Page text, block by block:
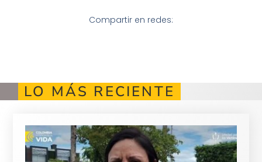
Compartir en redes:
LO MÁS RECIENTE